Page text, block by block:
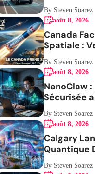
By Steven Soarez
août 8, 2026
Canada
Spatiale :
By Steven Soarez
août 8, 2026
NanoClaw
Sécurisée
By Steven Soarez
août 8, 2026
Calgary
Quantique
Canada
By Steven Soarez